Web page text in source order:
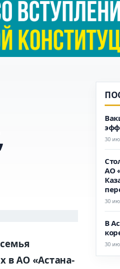
в АО «Астана-
30
АО
30
В
30